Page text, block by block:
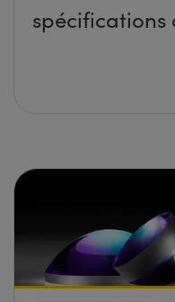
spécifications